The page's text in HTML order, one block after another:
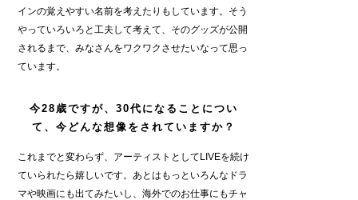
インの覚えやすい名前を考えたりもしています。そう
やっていろいろと工夫して考えて、そのグッズが公開
されるまで、みなさんをワクワクさせたいなって思っ
ています。
今28歳ですが、30代になることについ
て、今どんな想像をされていますか？
これまでと変わらず、アーティストとしてLIVEを続け
ていられたら嬉しいです。あとはもっといろんなドラ
マや映画にも出てみたいし、海外でのお仕事にもチャ